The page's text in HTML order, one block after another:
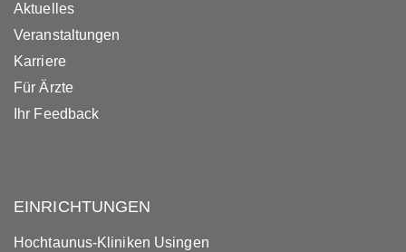
Aktuelles
Veranstaltungen
Karriere
Für Ärzte
Ihr Feedback
EINRICHTUNGEN
Hochtaunus-Kliniken Usingen